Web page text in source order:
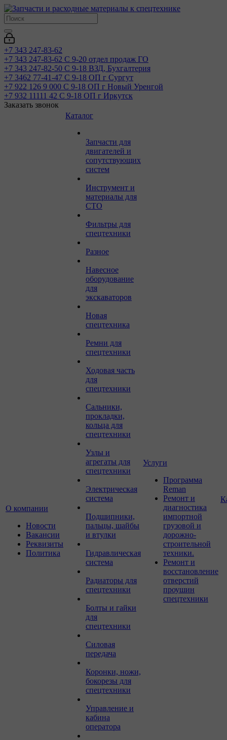
+7 343 247-83-62
+7 343 247-83-62 С 9-20 отдел продаж ГО
+7 343 247-82-50 С 9-18 ВЗД, Бухгалтерия
+7 3462 77-41-47 С 9-18 ОП г Сургут
+7 922 126 9 000 С 9-18 ОП г Новый Уренгой
+7 932 11111 42 С 9-18 ОП г Иркутск
Заказать звонок
О компании
Новости
Вакансии
Реквизиты
Политика
Каталог
Запчасти для
двигателей и
сопутствующих
систем
Инструмент и
материалы для
СТО
Фильтры для
спецтехники
Разное
Навесное
оборудование
для
экскаваторов
Новая
спецтехника
Ремни для
спецтехники
Ходовая часть
для
спецтехники
Сальники,
прокладки,
кольца для
спецтехники
Узлы и
агрегаты для
спецтехники
Электрическая
система
Подшипники,
пальцы, шайбы
и втулки
Гидравлическая
система
Радиаторы для
спецтехники
Болты и гайки
для
спецтехники
Силовая
передача
Коронки, ножи,
бокорезы для
спецтехники
Управление и
кабина
оператора
Услуги
Программа
Reman
Ремонт и
диагностика
импортной
грузовой и
дорожно-
строительной
техники.
Ремонт и
восстановление
отверстий
проушин
спецтехники